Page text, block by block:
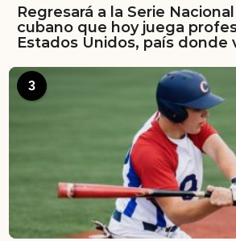
Regresará a la Serie
cubano que hoy juega
Estados Unidos, país donde
3